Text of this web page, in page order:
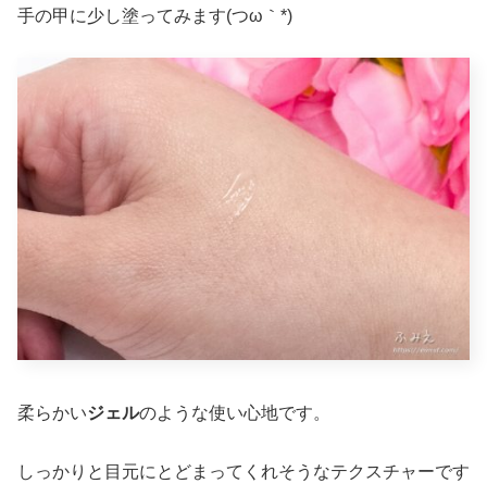
手の甲に少し塗ってみます(つω｀*)
柔らかいジェルのような使い心地です。
しっかりと目元にとどまってくれそうなテクスチャーです